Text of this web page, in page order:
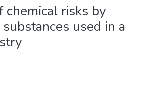
chemical risks by
used in a